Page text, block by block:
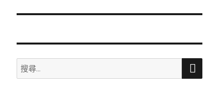
篇
章:
搜
尋
搜